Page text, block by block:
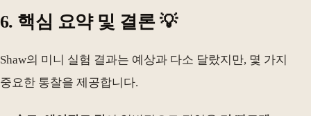
6. 핵심 요약 및 결론 💡
Shaw의 미니 실험 결과는 예상과 다소 달랐지만, 몇 가지
중요한 통찰을 제공합니다.